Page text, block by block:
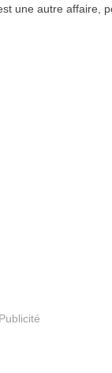
une autre affaire,
Publicité